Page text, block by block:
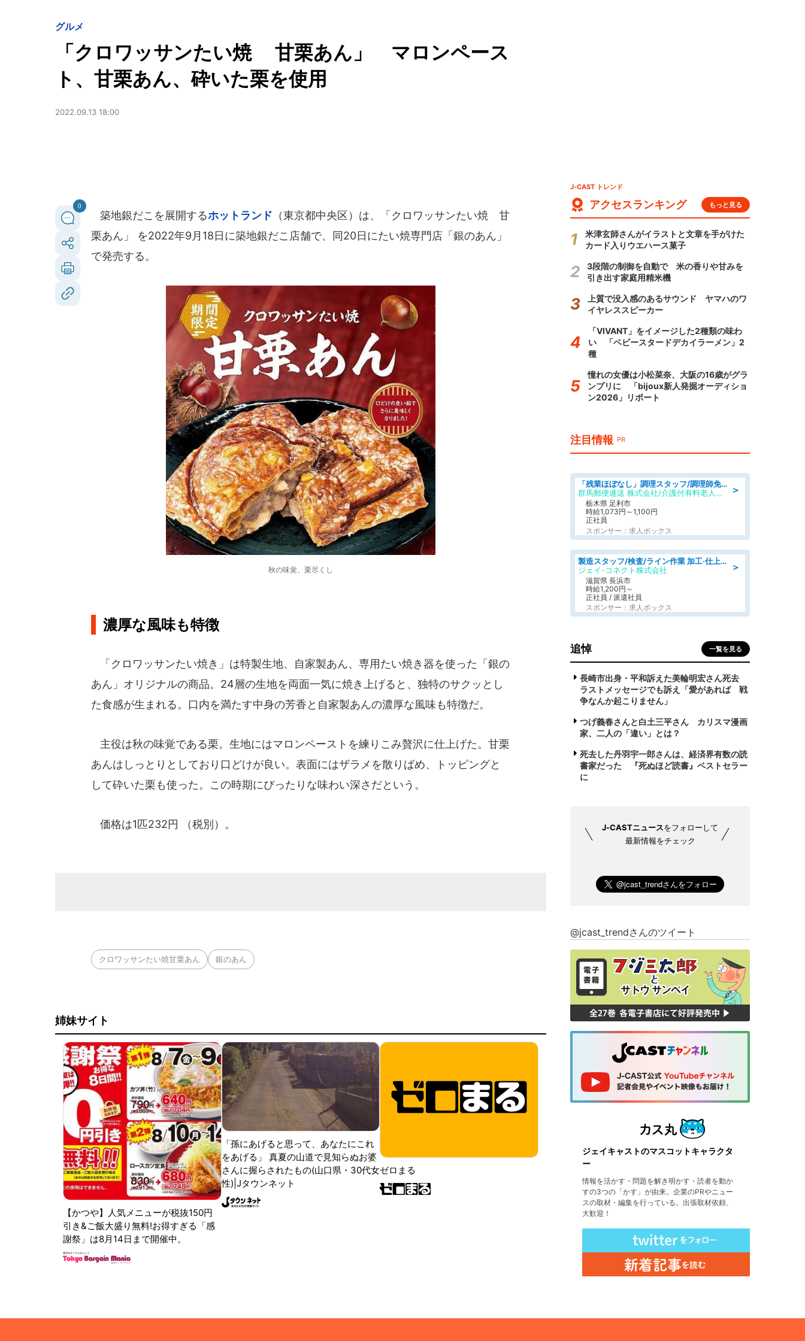
グルメ
「クロワッサンたい焼 甘栗あん」 マロンペース
ト、甘栗あん、砕いた栗を使用
2022.09.13 18:00
0
築地銀だこを展開するホットランド （東京都中央区）は、「クロワッサンたい焼 甘
栗あん」 を2022年9月18日に築地銀だこ店舗で、同20日にたい焼専門店「銀のあん」
で発売する。
秋の味覚、栗尽くし
濃厚な風味も特徴
「クロワッサンたい焼き」は特製生地、自家製あん、専用たい焼き器を使った「銀の
あん」オリジナルの商品。24層の生地を両面一気に焼き上げると、独特のサクッとし
た食感が生まれる。口内を満たす中身の芳香と自家製あんの濃厚な風味も特徴だ。
主役は秋の味覚である栗。生地にはマロンペーストを練りこみ贅沢に仕上げた。甘栗
あんはしっとりとしており口どけが良い。表面にはザラメを散りばめ、トッピングと
して砕いた栗も使った。この時期にぴったりな味わい深さだという。
価格は1匹232円 （税別）。
クロワッサンたい焼甘栗あん 銀のあん
姉妹サイト
【かつや】人気メニューが税抜150円
引き&ご飯大盛り無料!お得すぎる「感
謝祭」は8月14日まで開催中。
「孫にあげると思って、あなたにこれ
をあげる」 真夏の山道で見知らぬお婆
さんに握らされたもの(山口県・30代女
性)|Jタウンネット
ゼロまる
J-CAST トレンド
アクセスランキング もっと見る
米津玄師さんがイラストと文章を手がけた
カード入りウエハース菓子
3段階の制御を自動で 米の香りや甘みを
引き出す家庭用精米機
上質で没入感のあるサウンド ヤマハのワ
イヤレススピーカー
「VIVANT」をイメージした2種類の味わ
い 「ベビースタードデカイラーメン」2
種
憧れの女優は小松菜奈、大阪の16歳がグラ
ンプリに 「bijoux新人発掘オーディショ
ン2026」リポート
注目情報 PR
＞
「残業ほぼなし」調理スタッフ/調理師免許必須/正職員/日勤のみ/介護付き有料老人ホーム/社会保障完備
群馬郵便逓送 株式会社/介護付有料老人ホーム ふる里
栃木県 足利市
時給1,073円～1,100円
正社員
スポンサー：求人ボックス
＞
製造スタッフ/検査/ライン作業 加工·仕上げ·検査/日勤/土日祝休み
ジェイ-コネクト株式会社
滋賀県 長浜市
時給1,200円～
正社員 / 派遣社員
スポンサー：求人ボックス
追悼 一覧を見る
長崎市出身・平和訴えた美輪明宏さん死去
ラストメッセージでも訴え「愛があれば 戦
争なんか起こりません」
つげ義春さんと白土三平さん カリスマ漫画
家、二人の「違い」とは？
死去した丹羽宇一郎さんは、経済界有数の読
書家だった 『死ぬほど読書』ベストセラー
に
J-CASTニュースをフォローして
最新情報をチェック
@jcast_trendさんのツイート
ジェイキャストのマスコットキャラクタ
ー
情報を活かす・問題を解き明かす・読者を動か
すの3つの「かす」が由来。企業のPRやニュー
スの取材・編集を行っている。出張取材依頼、
大歓迎！